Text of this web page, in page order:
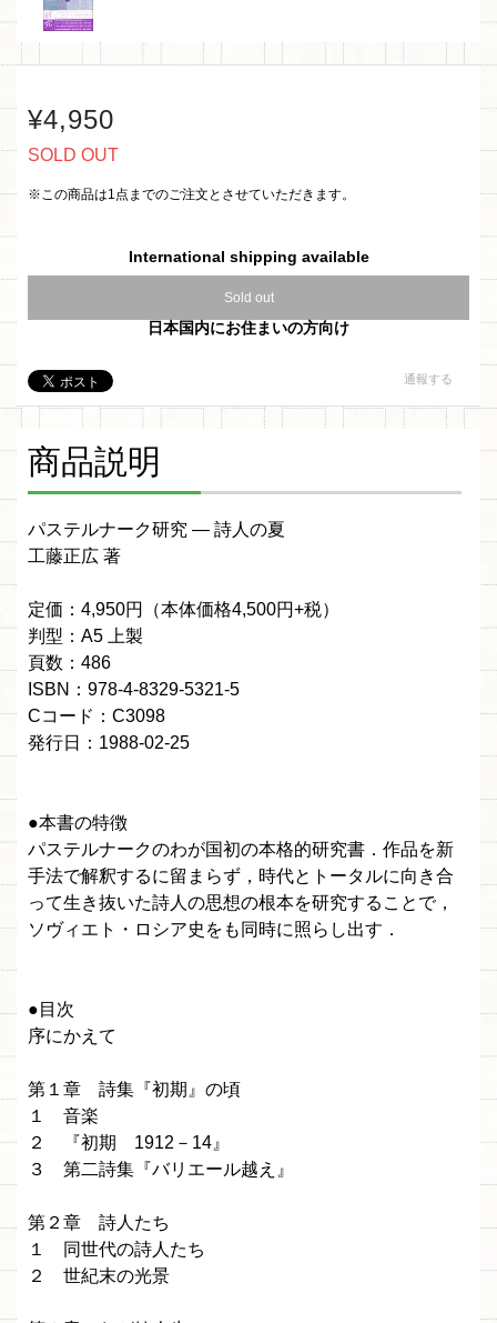
¥4,950
SOLD OUT
※この商品は1点までのご注文とさせていただきます。
International shipping available
Sold out
日本国内にお住まいの方向け
通報する
商品説明
パステルナーク研究 ― 詩人の夏
工藤正広 著
定価：4,950円（本体価格4,500円+税）
判型：A5 上製
頁数：486
ISBN：978-4-8329-5321-5
Cコード：C3098
発行日：1988-02-25
●本書の特徴
パステルナークのわが国初の本格的研究書．作品を新
手法で解釈するに留まらず，時代とトータルに向き合
って生き抜いた詩人の思想の根本を研究することで，
ソヴィエト・ロシア史をも同時に照らし出す．
●目次
序にかえて
第１章 詩集『初期』の頃
１ 音楽
２ 『初期 1912－14』
３ 第二詩集『バリエール越え』
第２章 詩人たち
１ 同世代の詩人たち
２ 世紀末の光景